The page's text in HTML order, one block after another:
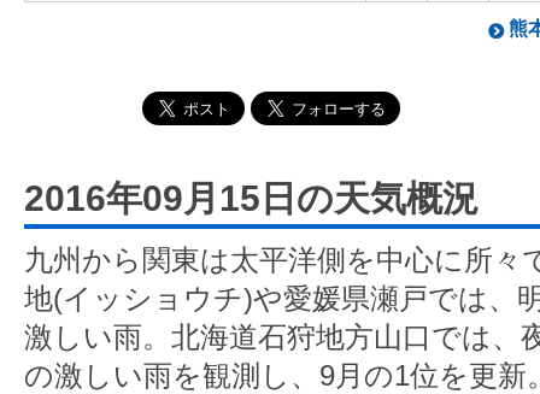
熊
2016年09月15日の天気概況
九州から関東は太平洋側を中心に所々
地(イッショウチ)や愛媛県瀬戸では、
激しい雨。北海道石狩地方山口では、
の激しい雨を観測し、9月の1位を更新